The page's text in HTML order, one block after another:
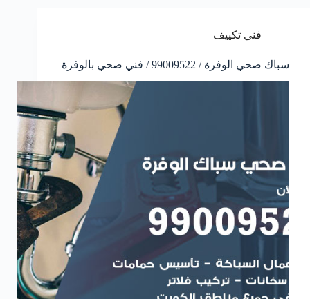
فني تكييف
سباك صحي الوفرة / 99009522 / فني صحي بالوفرة